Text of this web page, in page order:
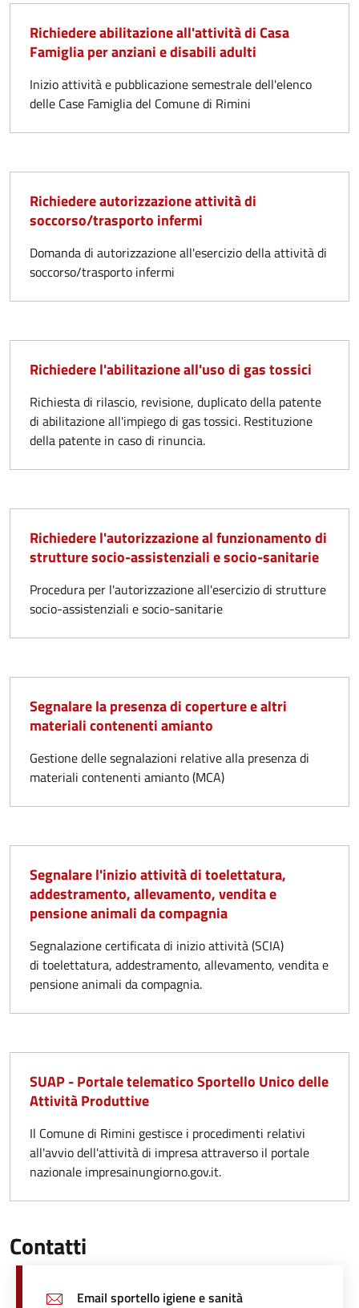
Richiedere abilitazione all'attività di Casa
Famiglia per anziani e disabili adulti
Inizio attività e pubblicazione semestrale dell'elenco
delle Case Famiglia del Comune di Rimini
Richiedere autorizzazione attività di
soccorso/trasporto infermi
Domanda di autorizzazione all'esercizio della attività di
soccorso/trasporto infermi
Richiedere l'abilitazione all'uso di gas tossici​
Richiesta di rilascio, revisione, duplicato della patente
di abilitazione all'impiego di gas tossici. Restituzione
della patente in caso di rinuncia.
Richiedere l'autorizzazione al funzionamento di
strutture socio-assistenziali e socio-sanitarie
Procedura per l'autorizzazione all'esercizio di strutture
socio-assistenziali e socio-sanitarie
Segnalare la presenza di coperture e altri
materiali contenenti amianto
Gestione delle segnalazioni relative alla presenza di
materiali contenenti amianto (MCA)
Segnalare l'inizio attività di toelettatura,
addestramento, allevamento, vendita e
pensione animali da compagnia
Segnalazione certificata di inizio attività (SCIA)
di toelettatura, addestramento, allevamento, vendita e
pensione animali da compagnia.
SUAP - Portale telematico Sportello Unico delle
Attività Produttive
Il Comune di Rimini gestisce i procedimenti relativi
all'avvio dell'attività di impresa attraverso il portale
nazionale impresainungiorno.gov.it.
Contatti
Email sportello igiene e sanità